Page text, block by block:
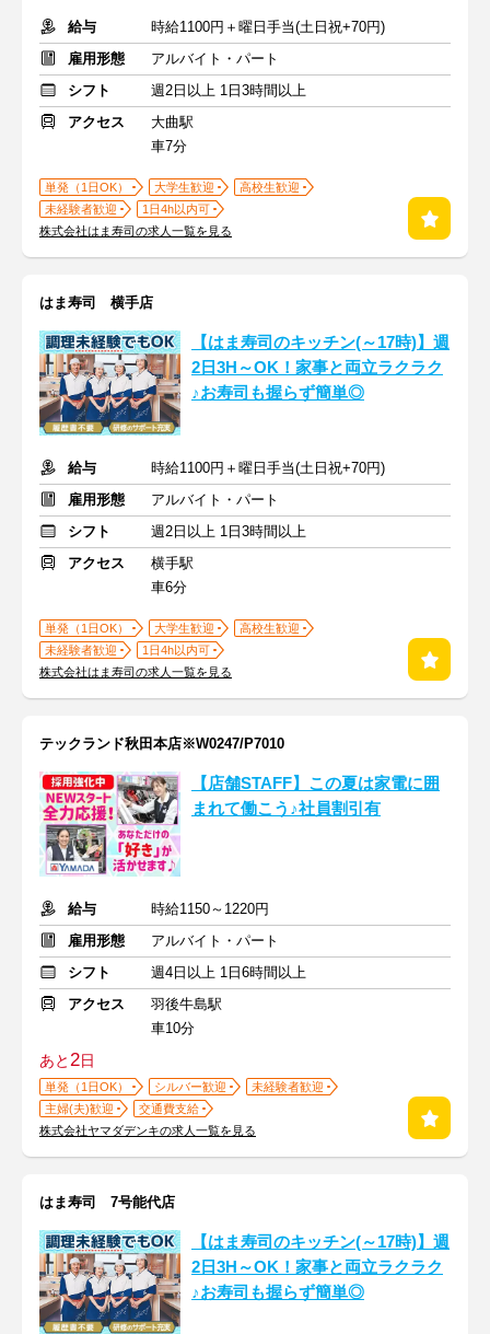
給与
時給1100円＋曜日手当(土日祝+70円)
雇用形態
アルバイト・パート
シフト
週2日以上 1日3時間以上
アクセス
大曲駅
車7分
単発（1日OK） 大学生歓迎
高校生歓迎
未経験者歓迎
1日4h以内可
株式会社はま寿司の求人一覧を見る
はま寿司 横手店
【はま寿司のキッチン(～17時)】週
2日3H～OK！家事と両立ラクラク
♪お寿司も握らず簡単◎
給与
時給1100円＋曜日手当(土日祝+70円)
雇用形態
アルバイト・パート
シフト
週2日以上 1日3時間以上
アクセス
横手駅
車6分
単発（1日OK） 大学生歓迎
高校生歓迎
未経験者歓迎
1日4h以内可
株式会社はま寿司の求人一覧を見る
テックランド秋田本店※W0247/P7010
【店舗STAFF】この夏は家電に囲
まれて働こう♪社員割引有
給与
時給1150～1220円
雇用形態
アルバイト・パート
シフト
週4日以上 1日6時間以上
アクセス
羽後牛島駅
車10分
あと2日
単発（1日OK） シルバー歓迎
未経験者歓迎
主婦(夫)歓迎
交通費支給
株式会社ヤマダデンキの求人一覧を見る
はま寿司 7号能代店
【はま寿司のキッチン(～17時)】週
2日3H～OK！家事と両立ラクラク
♪お寿司も握らず簡単◎